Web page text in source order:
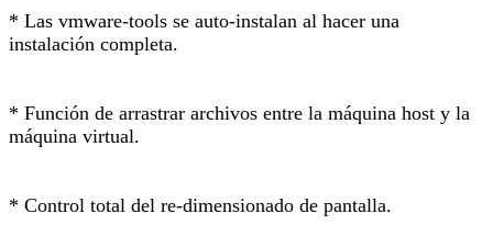
* Las vmware-tools se auto-instalan al hacer una
instalación completa.
* Función de arrastrar archivos entre la máquina host y la
máquina virtual.
* Control total del re-dimensionado de pantalla.